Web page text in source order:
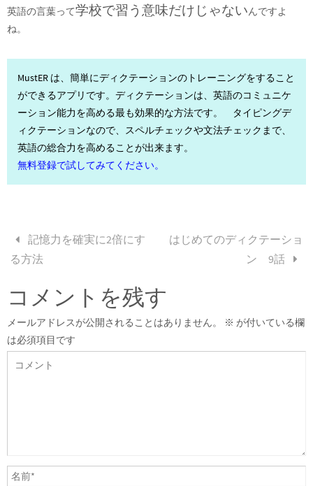
英語の言葉って学校で習う意味だけじゃないんですよ
ね。
MustER は、簡単にディクテーションのトレーニングをすること
ができるアプリです。ディクテーションは、英語のコミュニケ
ーション能力を高める最も効果的な方法です。 タイピングデ
ィクテーションなので、スペルチェックや文法チェックまで、
英語の総合力を高めることが出来ます。
無料登録で試してみてください。
記憶力を確実に2倍にす
る方法
はじめてのディクテーショ
ン 9話
コメントを残す
メールアドレスが公開されることはありません。 ※ が付いている欄
は必須項目です